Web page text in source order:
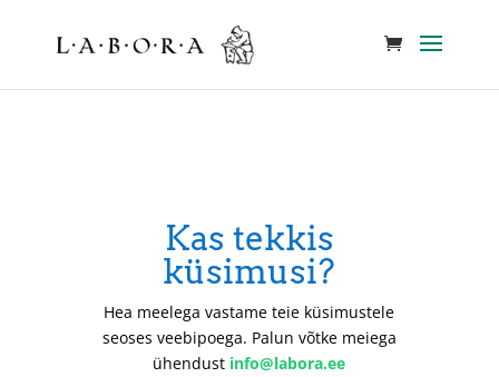
Kas tekkis
küsimusi?
Hea meelega vastame teie küsimustele
seoses veebipoega. Palun võtke meiega
ühendust info@labora.ee